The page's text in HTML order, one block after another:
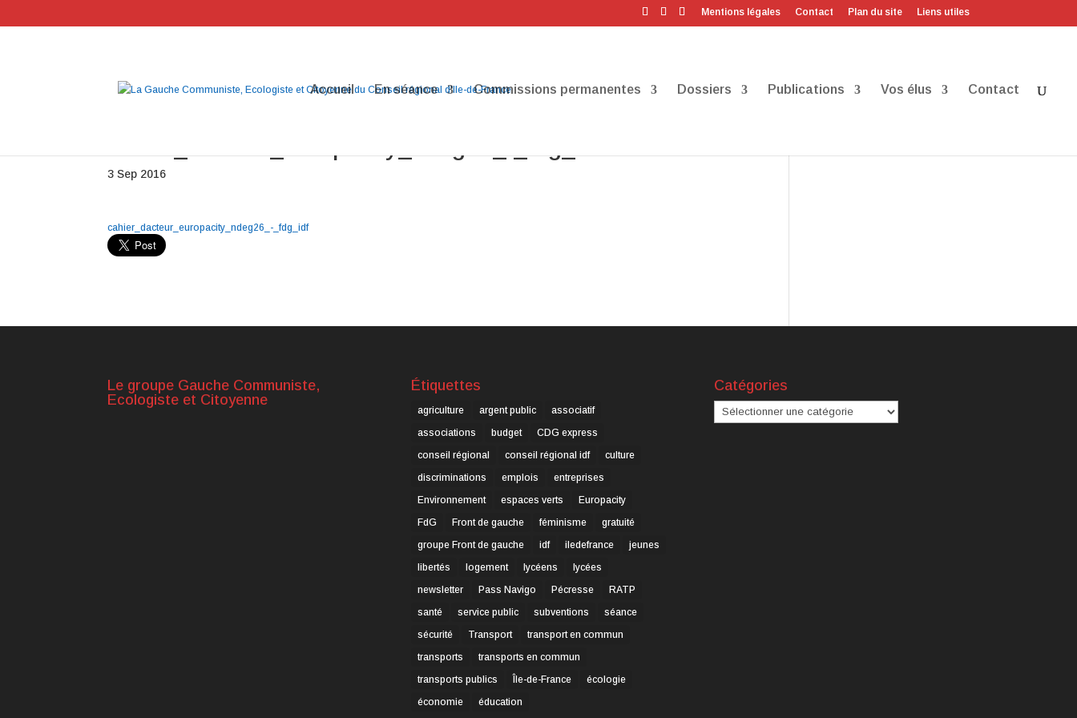
Mentions légales Contact Plan du site Liens utiles
Accueil En séance Commissions permanentes Dossiers Publications Vos élus Contact
3 Sep 2016
cahier_dacteur_europacity_ndeg26_-_fdg_idf
Le groupe Gauche Communiste,
Ecologiste et Citoyenne
Étiquettes
agriculture argent public
associatif
associations
budget
CDG express
conseil régional
conseil régional idf
culture
discriminations
emplois
entreprises
Environnement
espaces verts
Europacity
FdG
Front de gauche féminisme
gratuité
groupe Front de gauche
idf iledefrance
jeunes
libertés
logement lycéens
lycées
newsletter
Pass Navigo Pécresse
RATP
santé
service public subventions
séance
sécurité
Transport
transport en commun
transports
transports en commun
transports publics
Île-de-France
écologie
économie
éducation
Catégories
Catégories